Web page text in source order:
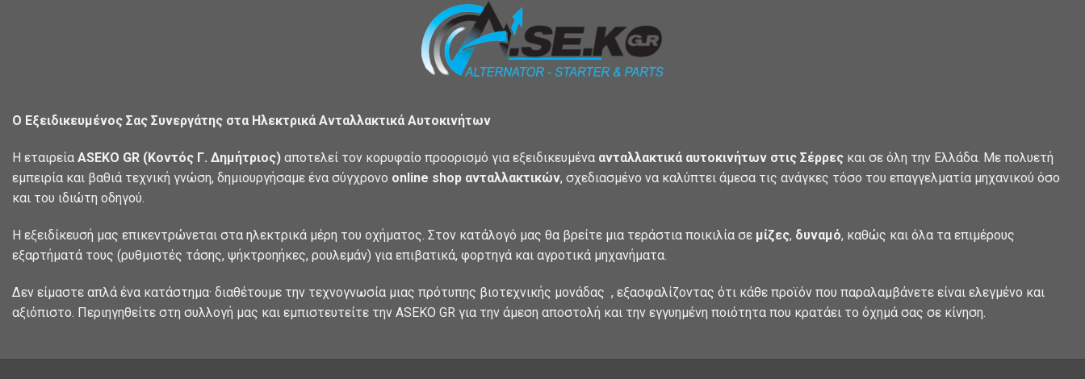
Ο Εξειδικευμένος Σας Συνεργάτης στα Ηλεκτρικά Ανταλλακτικά Αυτοκινήτων
Η εταιρεία ASEKO GR (Κοντός Γ. Δημήτριος) αποτελεί τον κορυφαίο προορισμό για εξειδικευμένα ανταλλακτικά αυτοκινήτων στις Σέρρες και σε όλη την Ελλάδα. Με πολυετή
εμπειρία και βαθιά τεχνική γνώση, δημιουργήσαμε ένα σύγχρονο online shop ανταλλακτικών, σχεδιασμένο να καλύπτει άμεσα τις ανάγκες τόσο του επαγγελματία μηχανικού όσο
και του ιδιώτη οδηγού.
Η εξειδίκευσή μας επικεντρώνεται στα ηλεκτρικά μέρη του οχήματος. Στον κατάλογό μας θα βρείτε μια τεράστια ποικιλία σε μίζες, δυναμό, καθώς και όλα τα επιμέρους
εξαρτήματά τους (ρυθμιστές τάσης, ψήκτροηήκες, ρουλεμάν) για επιβατικά, φορτηγά και αγροτικά μηχανήματα.
Δεν είμαστε απλά ένα κατάστημα· διαθέτουμε την τεχνογνωσία μιας πρότυπης βιοτεχνικής μονάδας , εξασφαλίζοντας ότι κάθε προϊόν που παραλαμβάνετε είναι ελεγμένο και
αξιόπιστο. Περιηγηθείτε στη συλλογή μας και εμπιστευτείτε την ASEKO GR για την άμεση αποστολή και την εγγυημένη ποιότητα που κρατάει το όχημά σας σε κίνηση.